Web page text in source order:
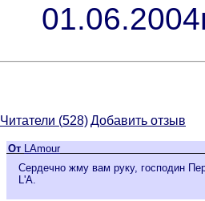
Читатели (528)Добавить отзыв
От LAmour
Сердечно жму вам руку, господин
L'A.